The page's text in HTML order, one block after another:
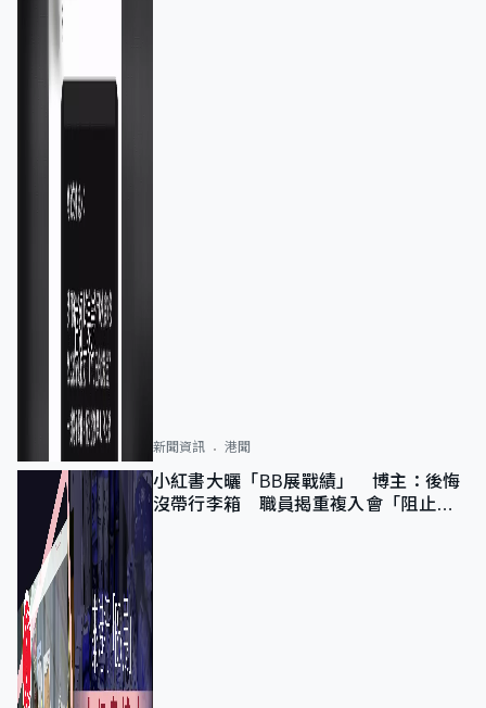
新聞資訊 港聞
小紅書大曬「BB展戰績」 博主：後悔
沒帶行李箱 職員揭重複入會「阻止唔